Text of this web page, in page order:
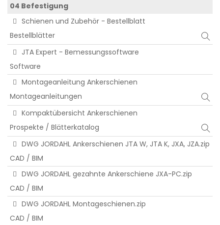
04 Befestigung
Schienen und Zubehör - Bestellblatt
Bestellblätter
JTA Expert - Bemessungssoftware
Software
Montageanleitung Ankerschienen
Montageanleitungen
Kompaktübersicht Ankerschienen
Prospekte / Blätterkatalog
DWG JORDAHL Ankerschienen JTA W, JTA K, JXA, JZA.zip
CAD / BIM
DWG JORDAHL gezahnte Ankerschiene JXA-PC.zip
CAD / BIM
DWG JORDAHL Montageschienen.zip
CAD / BIM